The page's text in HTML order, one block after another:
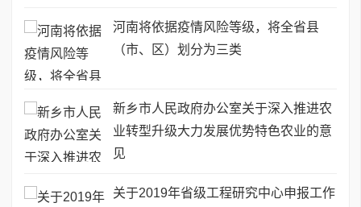
河南将依据疫情风险等级，将全省县
（市、区）划分为三类
新乡市人民政府办公室关于深入推进农
业转型升级大力发展优势特色农业的意
见
关于2019年省级工程研究中心申报工作